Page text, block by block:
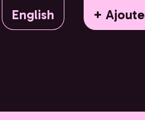
English
+